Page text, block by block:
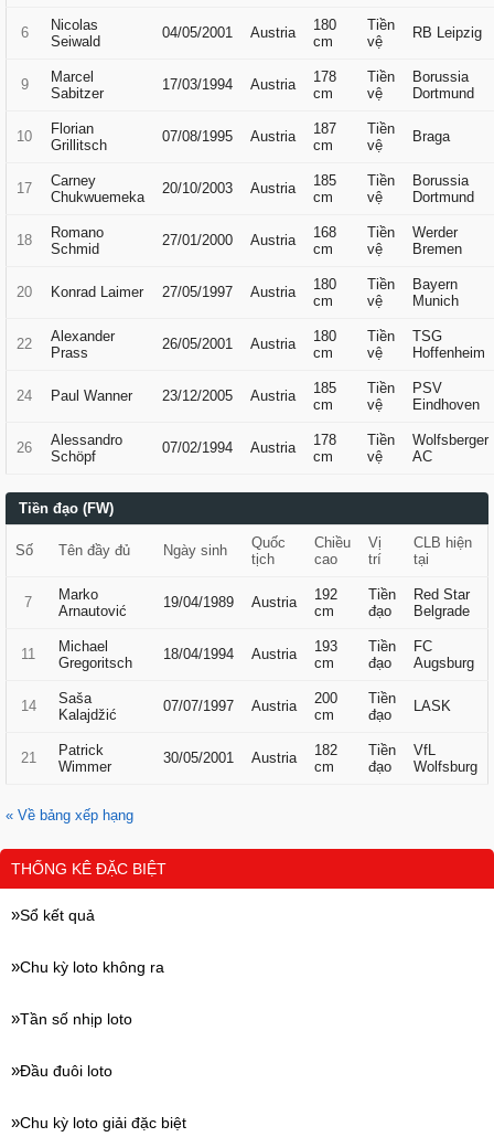
6
Nicolas
Seiwald
04/05/2001 Austria
180
cm
Tiền
vệ
RB Leipzig
9
Marcel
Sabitzer
17/03/1994 Austria
178
cm
Tiền
vệ
Borussia
Dortmund
10
Florian
Grillitsch
07/08/1995 Austria
187
cm
Tiền
vệ
Braga
17
Carney
Chukwuemeka
20/10/2003 Austria
185
cm
Tiền
vệ
Borussia
Dortmund
18
Romano
Schmid
27/01/2000 Austria
168
cm
Tiền
vệ
Werder
Bremen
20 Konrad Laimer 27/05/1997 Austria
180
cm
Tiền
vệ
Bayern
Munich
22
Alexander
Prass
26/05/2001 Austria
180
cm
Tiền
vệ
TSG
Hoffenheim
24 Paul Wanner 23/12/2005 Austria
185
cm
Tiền
vệ
PSV
Eindhoven
26
Alessandro
Schöpf
07/02/1994 Austria
178
cm
Tiền
vệ
Wolfsberger
AC
Tiền đạo (FW)
Số Tên đầy đủ Ngày sinh
Quốc
tịch
Chiều
cao
Vị
trí
CLB hiện
tại
7
Marko
Arnautović
19/04/1989 Austria
192
cm
Tiền
đạo
Red Star
Belgrade
11
Michael
Gregoritsch
18/04/1994 Austria
193
cm
Tiền
đạo
FC
Augsburg
14
Saša
Kalajdžić
07/07/1997 Austria
200
cm
Tiền
đạo
LASK
21
Patrick
Wimmer
30/05/2001 Austria
182
cm
Tiền
đạo
VfL
Wolfsburg
« Về bảng xếp hạng
THỐNG KÊ ĐẶC BIỆT
Sổ kết quả
Chu kỳ loto không ra
Tần số nhịp loto
Đầu đuôi loto
Chu kỳ loto giải đặc biệt